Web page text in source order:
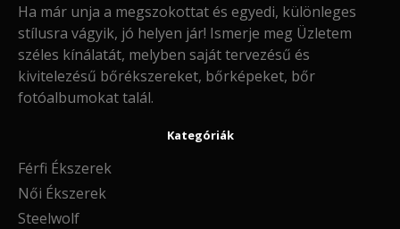
Ha már unja a megszokottat és egyedi, különleges
stílusra vágyik, jó helyen jár! Ismerje meg Üzletem
széles kínálatát, melyben saját tervezésű és
kivitelezésű bőrékszereket, bőrképeket, bőr
fotóalbumokat talál.
Kategóriák
Férfi Ékszerek
Női Ékszerek
Steelwolf